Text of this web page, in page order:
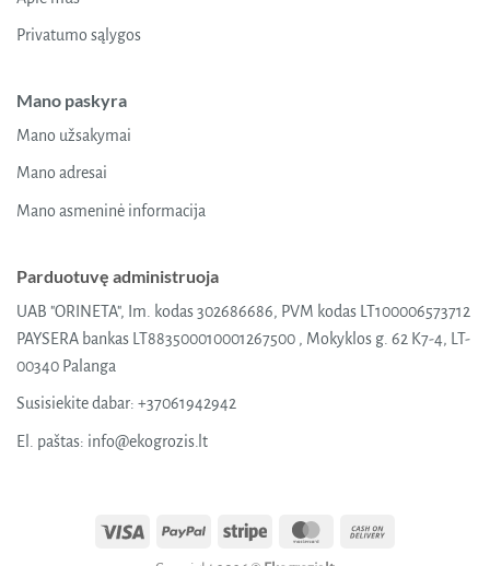
Privatumo sąlygos
Mano paskyra
Mano užsakymai
Mano adresai
Mano asmeninė informacija
Parduotuvę administruoja
UAB "ORINETA", Im. kodas 302686686, PVM kodas LT100006573712
PAYSERA bankas LT883500010001267500 , Mokyklos g. 62 K7-4, LT-
00340 Palanga
Susisiekite dabar: +37061942942
El. paštas: info@ekogrozis.lt
Visa PayPal Stripe MasterCard